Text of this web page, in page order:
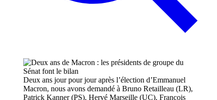
Deux ans jour pour jour après l’élection d’Emmanuel
Macron, nous avons demandé à Bruno Retailleau (LR),
Patrick Kanner (PS), Hervé Marseille (UC), François